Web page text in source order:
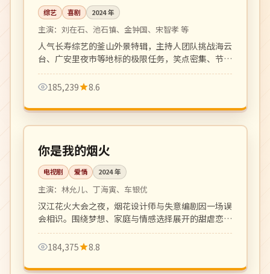
综艺 喜剧 2024年
主演： 刘在石、池石镇、金钟国、宋智孝 等
人气长寿综艺的釜山外景特辑，主持人团队挑战海云
台、广安里夜市等地标的极限任务，笑点密集、节奏
明快。
185,239
8.6
韩国
热播 更新至 10 集
你是我的烟火
电视剧 爱情 2024年
主演： 林允儿、丁海寅、车银优
汉江花火大会之夜，烟花设计师与失意编剧因一场误
会相识。围绕梦想、家庭与情感选择展开的甜虐恋爱
剧，金句频出，OST 大爆。
184,375
8.8
4K 更新至 12 集